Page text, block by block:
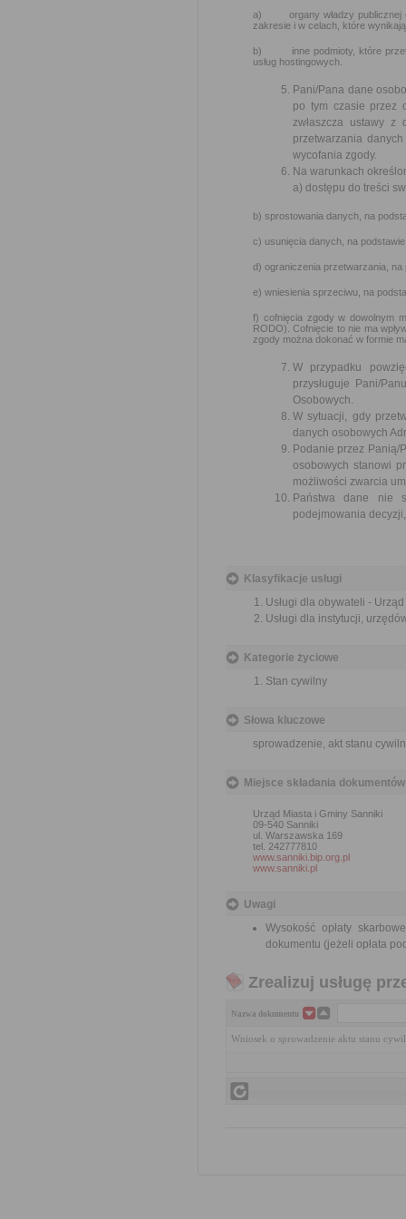
a) organy władzy publicznej
zakresie i w celach, które
b) inne podmioty, które
usług hostingowych.
Pani/Pana dane
po tym czasie przez
zwłaszcza ustawy
przetwarzania
wycofania zgody.
Na warunkach
a) dostępu do treści
b) sprostowania danych, na
c) usunięcia danych, na
d) ograniczenia przetwarzania,
e) wniesienia sprzeciwu, na
f) cofnięcia zgody w dowolnym
RODO). Cofnięcie to nie ma
zgody można dokonać w formie
W przypadku
przysługuje Pani/
Osobowych.
W sytuacji, gdy
danych osobowych
Podanie przez Panią/
osobowych stanowi
możliwości zwarcia
Państwa dane nie
podejmowania
Klasyfikacje usługi
Usługi dla obywateli -
Usługi dla instytucji,
Kategorie życiowe
Stan cywilny
Słowa kluczowe
sprowadzenie, akt stanu
Miejsce składania dokumentów
Urząd Miasta i Gminy Sanniki
09-540 Sanniki
ul. Warszawska 169
tel. 242777810
www.sanniki.bip.org.pl
www.sanniki.pl
Uwagi
Wysokość opłaty
dokumentu (jeżeli opłata
Zrealizuj usługę
Nazwa dokumentu
Wniosek o sprowadzenie aktu stanu